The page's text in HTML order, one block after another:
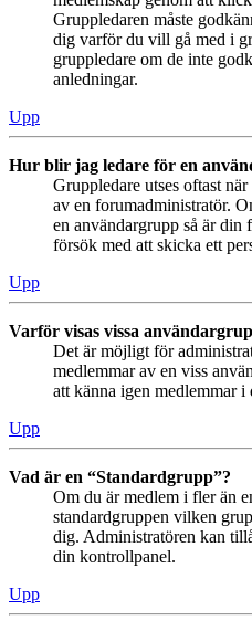
Gruppledaren måste
dig varför du vill gå med i
gruppledare om de inte
anledningar.
Upp
Hur blir jag ledare för en
Gruppledare utses oftast
av en forumadministratör.
en användargrupp så är din
försök med att skicka ett
Upp
Varför visas vissa
Det är möjligt för
medlemmar av en viss
att känna igen medlemmar i
Upp
Vad är en “Standardgrupp”?
Om du är medlem i fler än
standardgruppen vilken
dig. Administratören kan
din kontrollpanel.
Upp